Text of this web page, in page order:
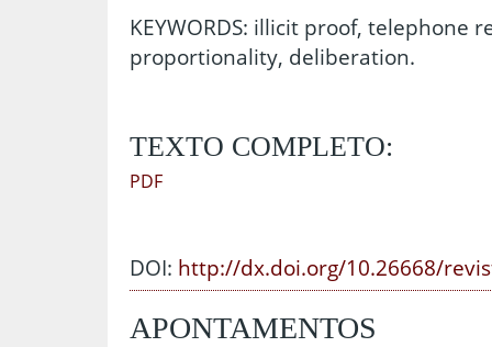
KEYWORDS: illicit proof, telephone
proportionality, deliberation.
TEXTO COMPLETO:
PDF
DOI: http://dx.doi.org/10.26668/
APONTAMENTOS